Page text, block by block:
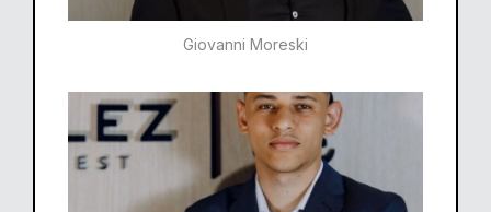
Giovanni Moreski